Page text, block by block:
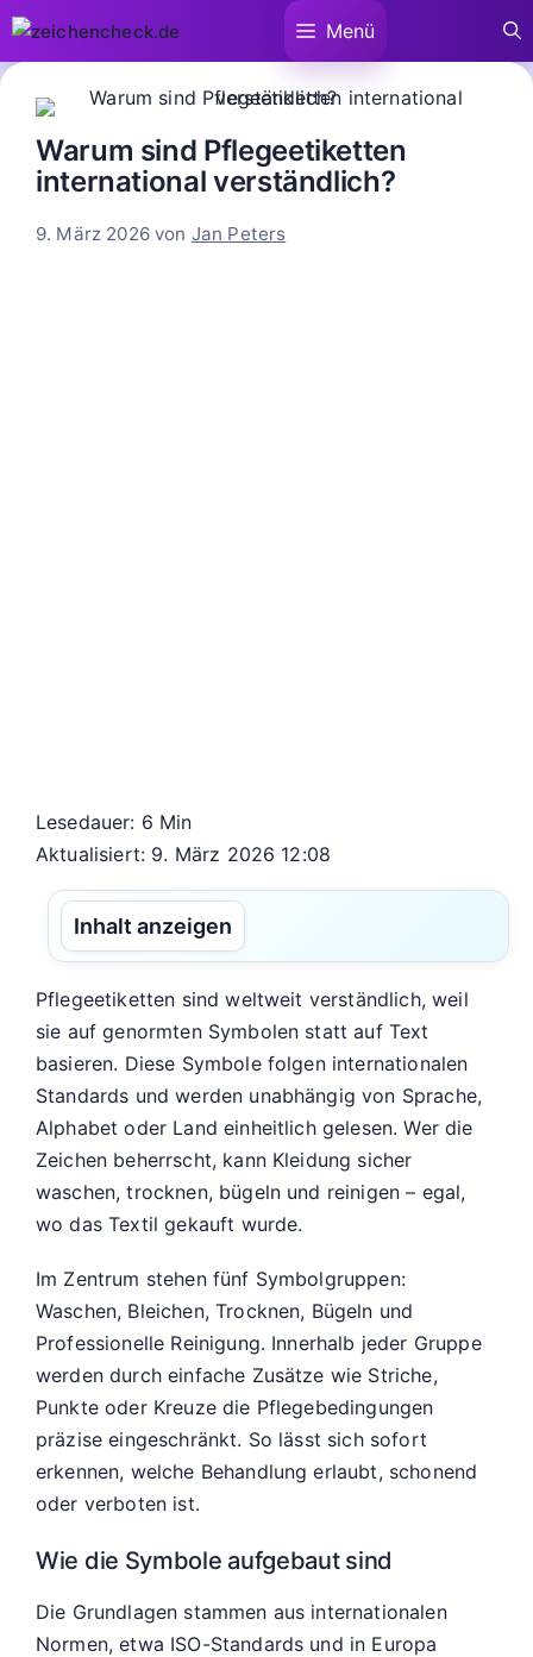
Zum
springen
Menü
Warum sind Pflegeetiketten
international verständlich?
9. März 2026 von Jan Peters
Lesedauer: 6 Min
Aktualisiert: 9. März 2026 12:08
Inhalt anzeigen
Pflegeetiketten sind weltweit verständlich, weil
sie auf genormten Symbolen statt auf Text
basieren. Diese Symbole folgen internationalen
Standards und werden unabhängig von Sprache,
Alphabet oder Land einheitlich gelesen. Wer die
Zeichen beherrscht, kann Kleidung sicher
waschen, trocknen, bügeln und reinigen – egal,
wo das Textil gekauft wurde.
Im Zentrum stehen fünf Symbolgruppen:
Waschen, Bleichen, Trocknen, Bügeln und
Professionelle Reinigung. Innerhalb jeder Gruppe
werden durch einfache Zusätze wie Striche,
Punkte oder Kreuze die Pflegebedingungen
präzise eingeschränkt. So lässt sich sofort
erkennen, welche Behandlung erlaubt, schonend
oder verboten ist.
Wie die Symbole aufgebaut sind
Die Grundlagen stammen aus internationalen
Normen, etwa ISO-Standards und in Europa